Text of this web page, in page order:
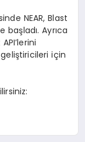
NEAR, Blast
Ayrıca
için